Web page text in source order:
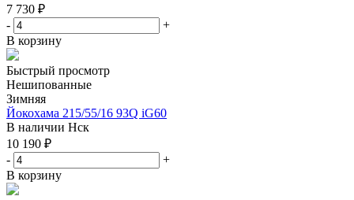
7 730 ₽
-
+
В корзину
Быстрый просмотр
Нешипованные
Зимняя
Йокохама 215/55/16 93Q iG60
В наличии Нск
10 190 ₽
-
+
В корзину